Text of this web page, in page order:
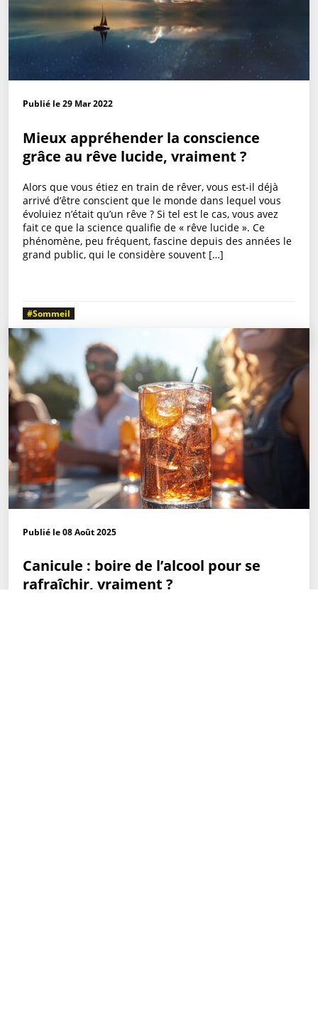
Publié le 29 Mar 2022
Mieux appréhender la conscience
grâce au rêve lucide, vraiment ?
Alors que vous étiez en train de rêver, vous est-il déjà
arrivé d’être conscient que le monde dans lequel vous
évoluiez n’était qu’un rêve ? Si tel est le cas, vous avez
fait ce que la science qualifie de « rêve lucide ». Ce
phénomène, peu fréquent, fascine depuis des années le
grand public, qui le considère souvent […]
#Sommeil
Publié le 08 Août 2025
Canicule : boire de l’alcool pour se
rafraîchir, vraiment ?